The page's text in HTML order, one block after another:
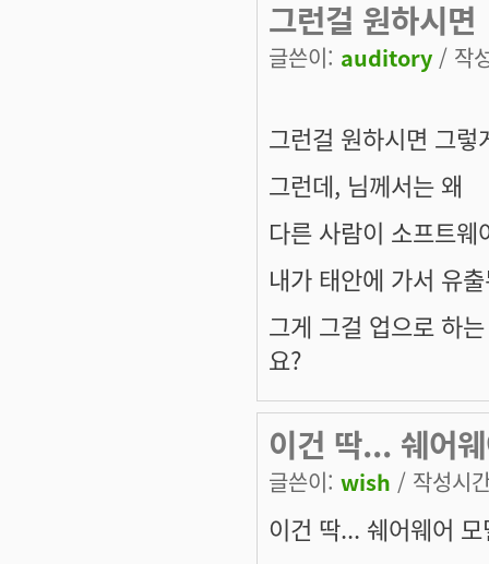
그런걸 원하시면
글쓴이: auditory / 작
그런걸 원하시면 그
그런데, 님께서는 왜
다른 사람이 소프트
내가 태안에 가서 유
그게 그걸 업으로 하
요?
이건 딱... 쉐어
글쓴이: wish / 작성시
이건 딱... 쉐어웨어